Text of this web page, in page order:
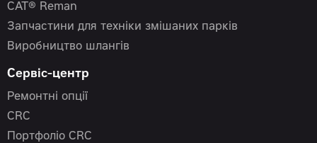
CAT® Reman
Запчастини для техніки змішаних парків
Виробництво шлангів
Сервіс-центр
Ремонтні опції
CRC
Портфоліо CRC